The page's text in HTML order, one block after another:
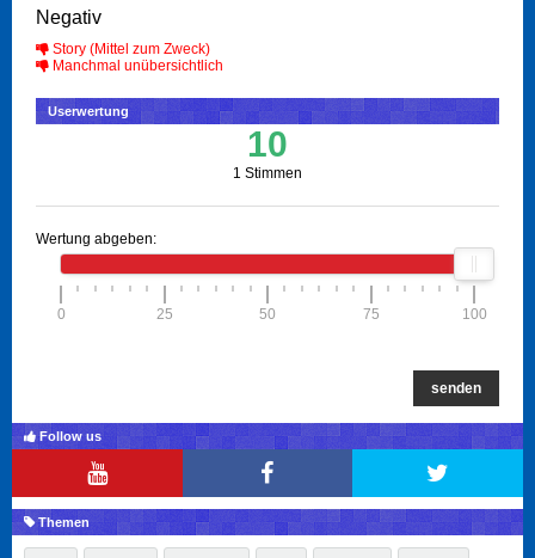
Negativ
Story (Mittel zum Zweck)
Manchmal unübersichtlich
Userwertung
10
1 Stimmen
Wertung abgeben:
0 25 50 75 100
senden
Follow us
Themen